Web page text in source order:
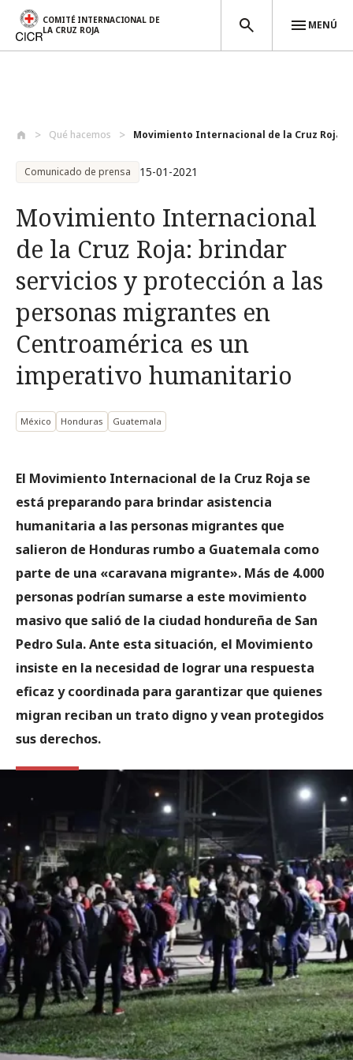
COMITÉ INTERNACIONAL DE
LA CRUZ ROJA
MENÚ
Qué hacemos Movimiento Internacional de la Cruz Roja...
Comunicado de prensa 15-01-2021
Movimiento Internacional
de la Cruz Roja: brindar
servicios y protección a las
personas migrantes en
Centroamérica es un
imperativo humanitario
México Honduras Guatemala
El Movimiento Internacional de la Cruz Roja se
está preparando para brindar asistencia
humanitaria a las personas migrantes que
salieron de Honduras rumbo a Guatemala como
parte de una «caravana migrante». Más de 4.000
personas podrían sumarse a este movimiento
masivo que salió de la ciudad hondureña de San
Pedro Sula. Ante esta situación, el Movimiento
insiste en la necesidad de lograr una respuesta
eficaz y coordinada para garantizar que quienes
migran reciban un trato digno y vean protegidos
sus derechos.